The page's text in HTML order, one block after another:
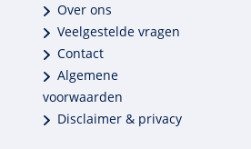
Over ons
Veelgestelde vragen
Contact
Algemene
voorwaarden
Disclaimer & privacy